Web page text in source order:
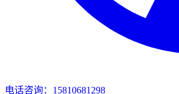
电话咨询：15810681298